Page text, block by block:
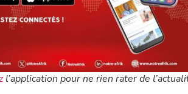
l’application pour ne rien rater de